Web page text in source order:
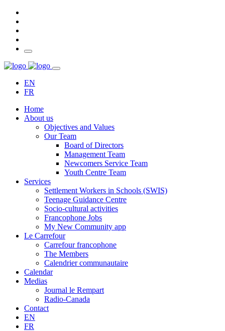
EN
FR
Home
About us
Objectives and Values
Our Team
Board of Directors
Management Team
Newcomers Service Team
Youth Centre Team
Services
Settlement Workers in Schools (SWIS)
Teenage Guidance Centre
Socio-cultural activities
Francophone Jobs
My New Community app
Le Carrefour
Carrefour francophone
The Members
Calendrier communautaire
Calendar
Medias
Journal le Rempart
Radio-Canada
Contact
EN
FR